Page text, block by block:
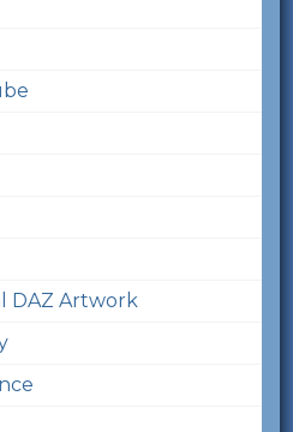
DAZ Artwork